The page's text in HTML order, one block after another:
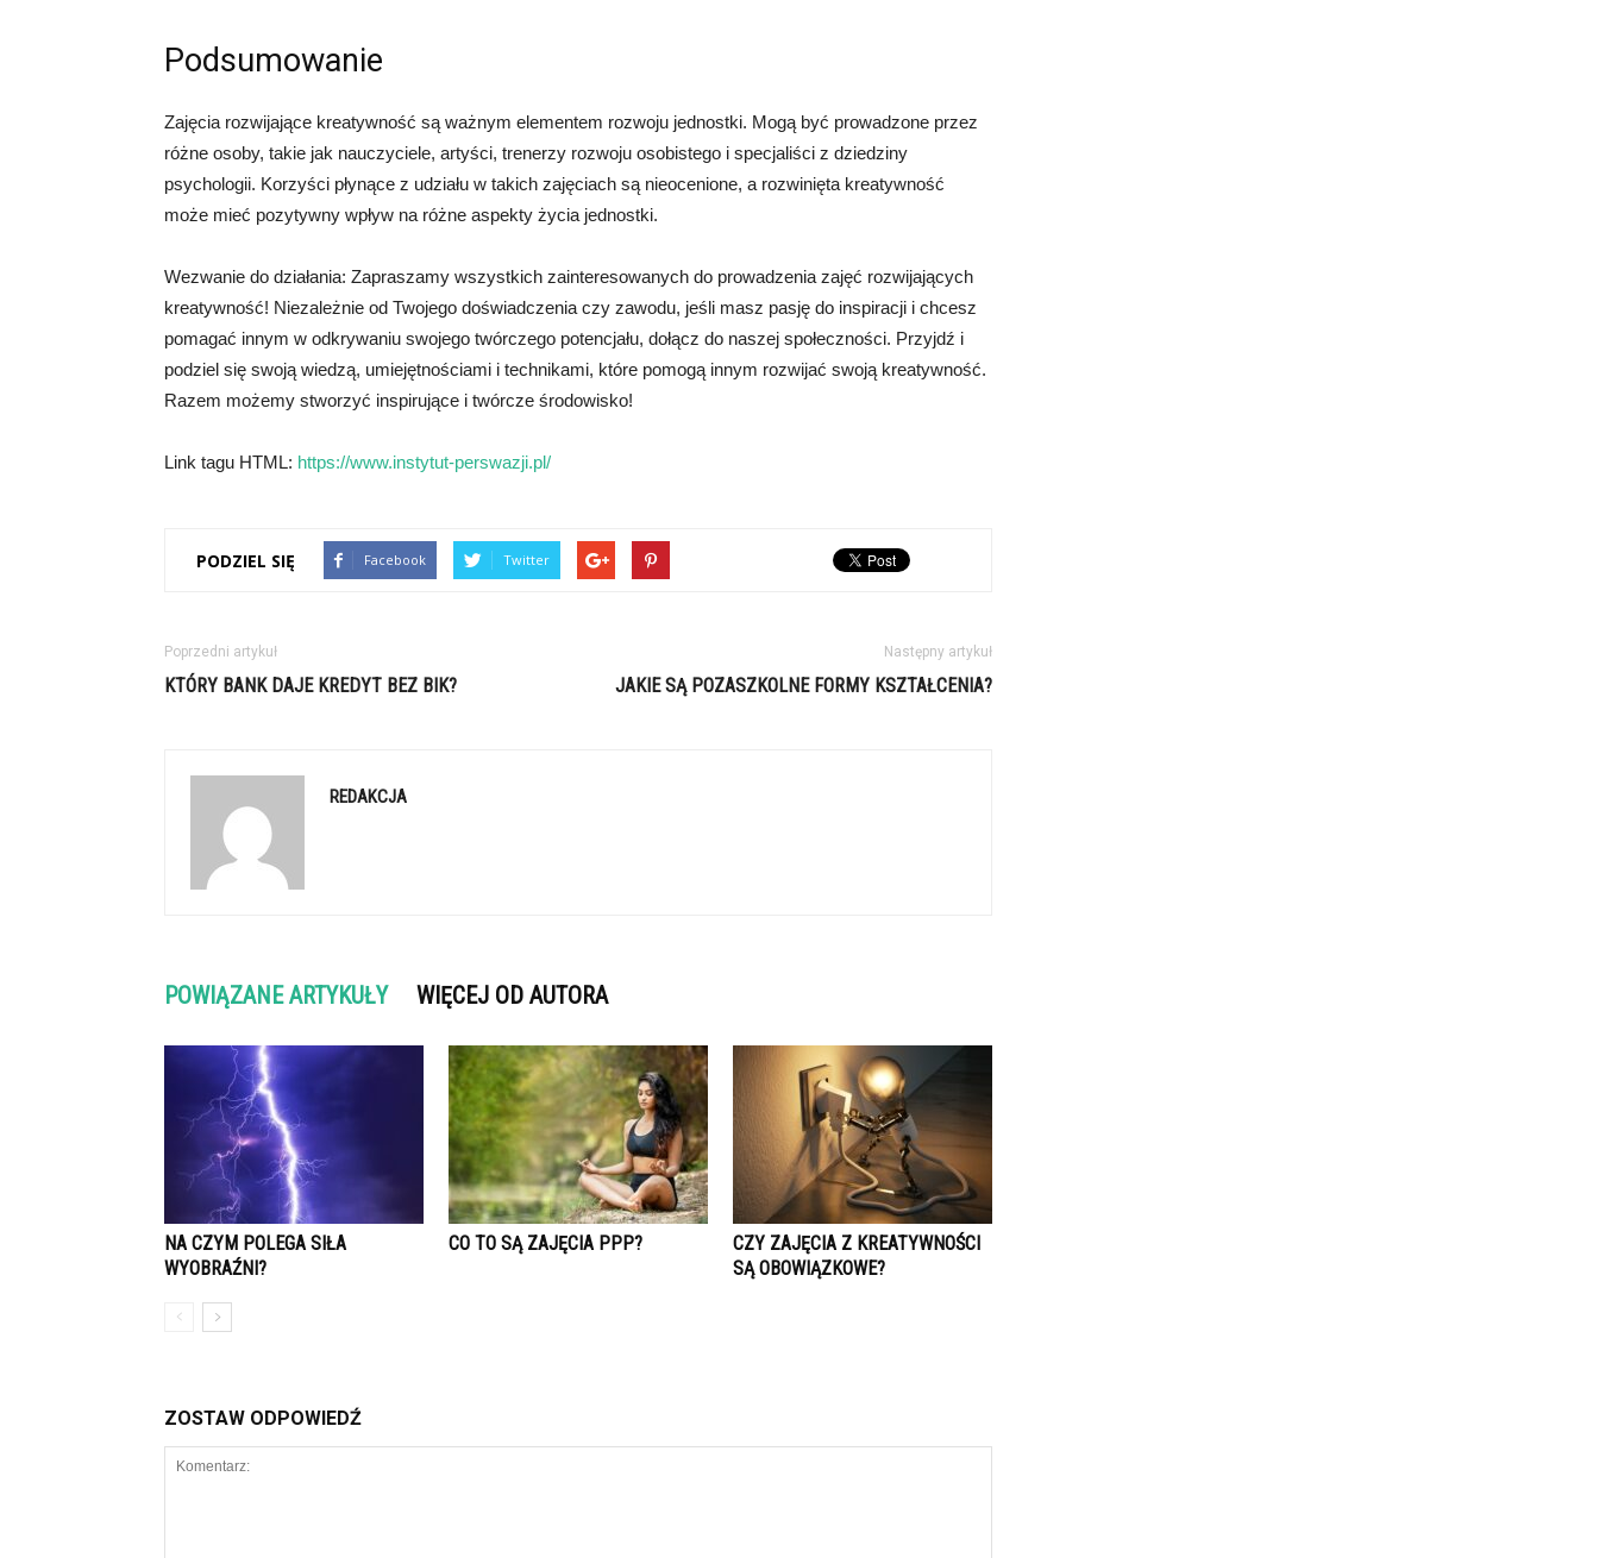
Podsumowanie
Zajęcia rozwijające kreatywność są ważnym elementem rozwoju jednostki. Mogą być prowadzone przez
różne osoby, takie jak nauczyciele, artyści, trenerzy rozwoju osobistego i specjaliści z dziedziny
psychologii. Korzyści płynące z udziału w takich zajęciach są nieocenione, a rozwinięta kreatywność
może mieć pozytywny wpływ na różne aspekty życia jednostki.
Wezwanie do działania: Zapraszamy wszystkich zainteresowanych do prowadzenia zajęć rozwijających
kreatywność! Niezależnie od Twojego doświadczenia czy zawodu, jeśli masz pasję do inspiracji i chcesz
pomagać innym w odkrywaniu swojego twórczego potencjału, dołącz do naszej społeczności. Przyjdź i
podziel się swoją wiedzą, umiejętnościami i technikami, które pomogą innym rozwijać swoją kreatywność.
Razem możemy stworzyć inspirujące i twórcze środowisko!
Link tagu HTML: https://www.instytut-perswazji.pl/
PODZIEL SIĘ Facebook Twitter
Poprzedni artykuł
KTÓRY BANK DAJE KREDYT BEZ BIK?
Następny artykuł
JAKIE SĄ POZASZKOLNE FORMY KSZTAŁCENIA?
REDAKCJA
POWIĄZANE ARTYKUŁY WIĘCEJ OD AUTORA
NA CZYM POLEGA SIŁA
WYOBRAŹNI?
CO TO SĄ ZAJĘCIA PPP?
CZY ZAJĘCIA Z KREATYWNOŚCI
SĄ OBOWIĄZKOWE?
ZOSTAW ODPOWIEDŹ